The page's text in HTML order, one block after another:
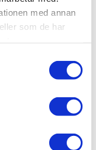
med annan
som de har
/Toal